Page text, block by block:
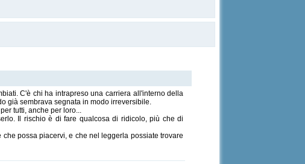
C'è chi ha intrapreso una carriera all'interno della
già sembrava segnata in modo irreversibile.
tutti, anche per loro...
Il rischio è di fare qualcosa di ridicolo, più che di
possa piacervi, e che nel leggerla possiate trovare